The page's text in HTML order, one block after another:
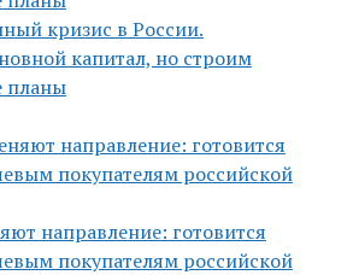
кризис в России.
капитал, но строим
планы
направление: готовится
покупателям российской